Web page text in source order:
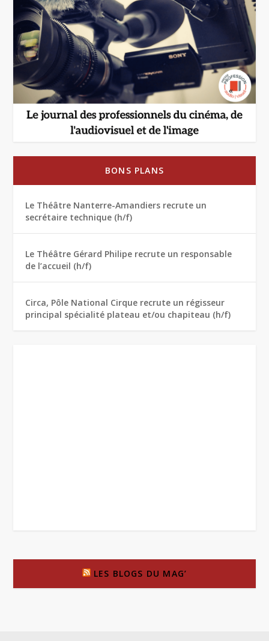
BONS PLANS
Le Théâtre Nanterre-Amandiers recrute un
secrétaire technique (h/f)
Le Théâtre Gérard Philipe recrute un responsable
de l’accueil (h/f)
Circa, Pôle National Cirque recrute un régisseur
principal spécialité plateau et/ou chapiteau (h/f)
LES BLOGS DU MAG’